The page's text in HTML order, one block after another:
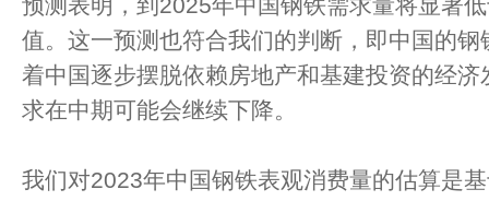
值。这一预测也符合我们的判断，即中国的
着中国逐步摆脱依赖房地产和基建投资的经
求在中期可能会继续下降。
我们对2023年中国钢铁表观消费量的估算是